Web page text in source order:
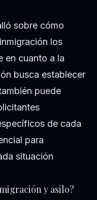
sobre cómo
los
en cuanto a la
busca establecer
puede
de cada
para
situación
y asilo?